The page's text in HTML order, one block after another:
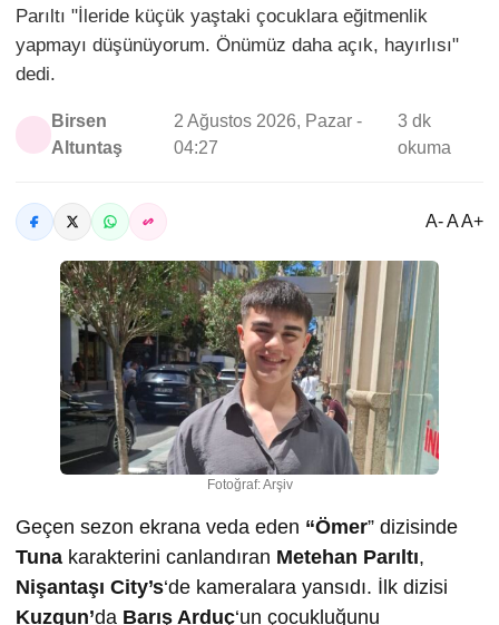
Parıltı "İleride küçük yaştaki çocuklara eğitmenlik
yapmayı düşünüyorum. Önümüz daha açık, hayırlısı"
dedi.
Birsen
Altuntaş
2 Ağustos 2026, Pazar -
04:27
3 dk
okuma
A- A A+
Fotoğraf: Arşiv
Geçen sezon ekrana veda eden “Ömer” dizisinde
Tuna karakterini canlandıran Metehan Parıltı,
Nişantaşı City’s‘de kameralara yansıdı. İlk dizisi
Kuzgun’da Barış Arduç‘un çocukluğunu